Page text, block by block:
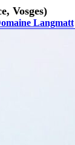
Vosges)
Langmatt